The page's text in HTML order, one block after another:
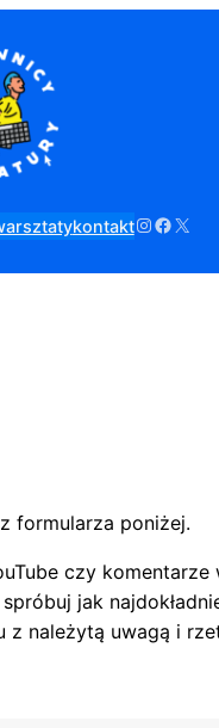
kontaktInstagram
X
formularza poniżej.
czy
jak
należytą uwagą i